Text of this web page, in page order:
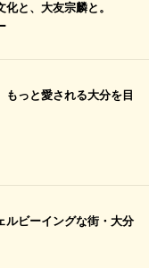
と、大友宗麟と。
っと愛される大分を目
ルビーイングな街・大分